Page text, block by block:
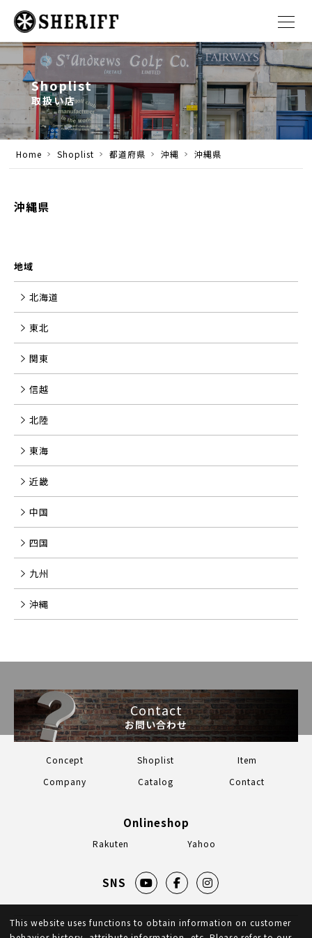
Shoplist
取扱い店
Home Shoplist 都道府県 沖縄 沖縄県
沖縄県
地域
北海道
東北
関東
信越
北陸
東海
近畿
中国
四国
九州
沖縄
Contact
お問い合わせ
Concept Shoplist
Item
Company
Catalog Contact
Onlineshop
Rakuten Yahoo
SNS
This website uses functions to obtain information on customer